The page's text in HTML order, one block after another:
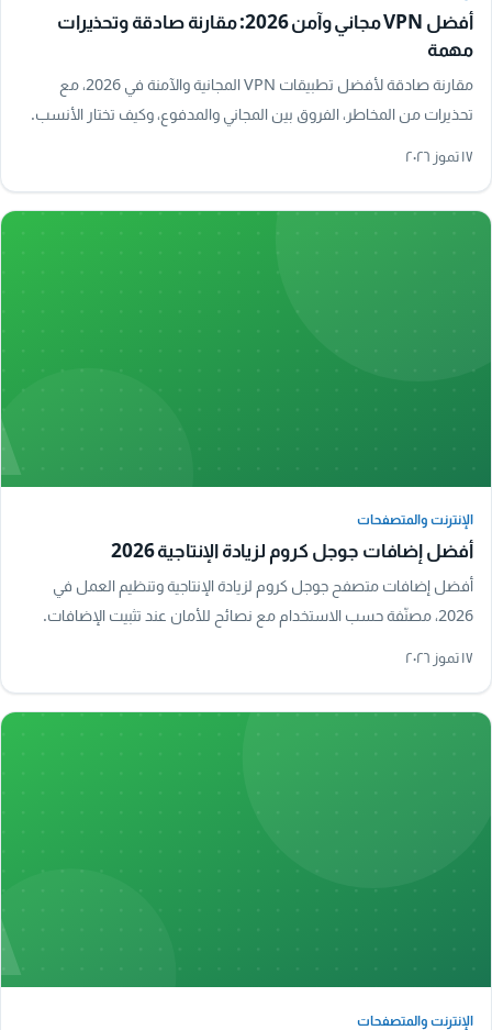
أفضل VPN مجاني وآمن 2026: مقارنة صادقة وتحذيرات
مهمة
مقارنة صادقة لأفضل تطبيقات VPN المجانية والآمنة في 2026، مع
تحذيرات من المخاطر، الفروق بين المجاني والمدفوع، وكيف تختار الأنسب.
١٧ تموز ٢٠٢٦
الإنترنت والمتصفحات
أفضل إضافات جوجل كروم لزيادة الإنتاجية 2026
أفضل إضافات متصفح جوجل كروم لزيادة الإنتاجية وتنظيم العمل في
2026، مصنّفة حسب الاستخدام مع نصائح للأمان عند تثبيت الإضافات.
١٧ تموز ٢٠٢٦
الإنترنت والمتصفحات